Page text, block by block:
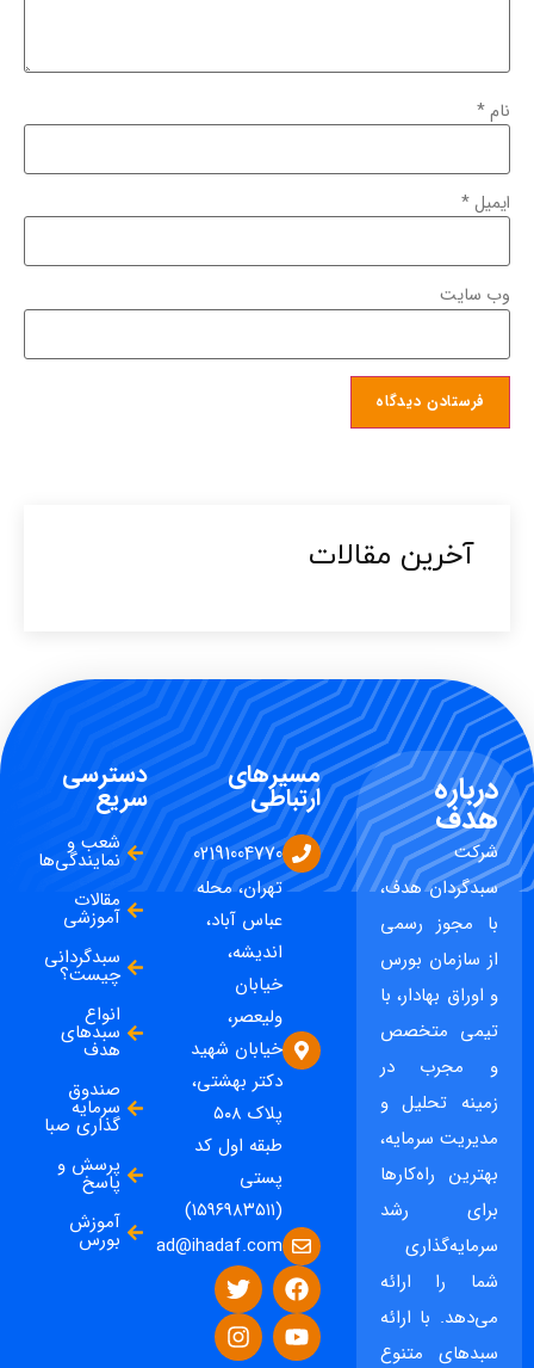
نام*
ایمیل*
وب‌ سایت
آخرین مقالات​
درباره
هدف
شرکت
سبدگردان هدف،
با مجوز رسمی
از سازمان بورس
و اوراق بهادار، با
تیمی متخصص
و مجرب در
زمینه تحلیل و
مدیریت سرمایه،
بهترین راه‌کارها
برای رشد
سرمایه‌گذاری
شما را ارائه
می‌دهد. با ارائه
سبدهای متنوع
مسیرهای
ارتباطی
02191004770
تهران، محله
عباس آباد،
اندیشه،
خیابان
ولیعصر،
خیابان شهید
دکتر بهشتی،
پلاک ۵۰۸
طبقه اول کد
پستی
(۱۵۹۶۹۸۳۵۱۱)
ad@ihadaf.com
دسترسی
سریع
شعب و
نمایندگی‌ها
مقالات
آموزشی
سبدگردانی
چیست؟
انواع
سبدهای
هدف
صندوق
سرمایه
گذاری صبا
پرسش و
پاسخ
آموزش
بورس